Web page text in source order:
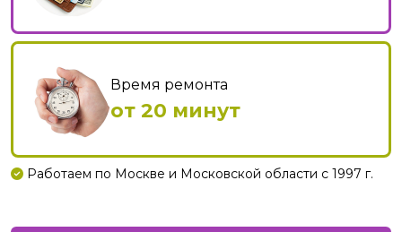
Время ремонта
от 20 минут
Работаем по Москве и Московской области с 1997 г.